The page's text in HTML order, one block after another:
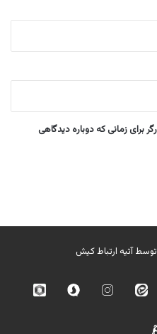
برای زمانی که دوباره دیدگاهی
توسطآتیه ارتباط کیش
ایتا
اینستاگرامسروش